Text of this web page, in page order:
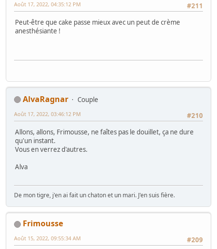
#211
Août 17, 2022, 04:35:12 PM
Peut-être que cake passe mieux avec un peut de crème
anesthésiante !
AlvaRagnar
Couple
#210
Août 17, 2022, 03:46:12 PM
Allons, allons, Frimousse, ne faîtes pas le douillet, ça ne dure
qu'un instant.
Vous en verrez d'autres.
Alva
De mon tigre, j'en ai fait un chaton et un mari. J'en suis fière.
Frimousse
#209
Août 15, 2022, 09:55:34 AM